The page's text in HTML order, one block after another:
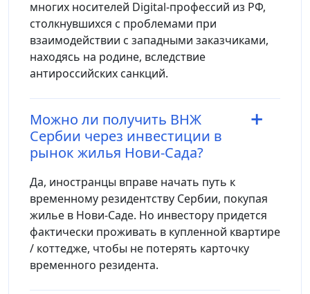
многих носителей Digital-профессий из РФ,
столкнувшихся с проблемами при
взаимодействии с западными заказчиками,
находясь на родине, вследствие
антироссийских санкций.
Можно ли получить ВНЖ
Сербии через инвестиции в
рынок жилья Нови-Сада?
Да, иностранцы вправе начать путь к
временному резидентству Сербии, покупая
жилье в Нови-Саде. Но инвестору придется
фактически проживать в купленной квартире
/ коттедже, чтобы не потерять карточку
временного резидента.